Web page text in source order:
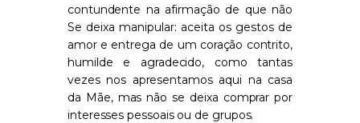
contundente na afirmação de quenão
Se deixa manipular: aceita os gestos de
amor e entrega de um coração contrito,
humilde e agradecido, como tantas
vezes nos apresentamos aqui na casa
da Mãe, mas não se deixa comprar por
interesses pessoais ou de grupos.